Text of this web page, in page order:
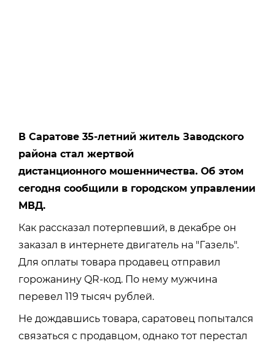
В Саратове 35-летний житель Заводского
района стал жертвой
дистанционного мошенничества. Об этом
сегодня сообщили в городском управлении
МВД.
Как рассказал потерпевший, в декабре он
заказал в интернете двигатель на "Газель".
Для оплаты товара продавец отправил
горожанину QR-код. По нему мужчина
перевел 119 тысяч рублей.
Не дождавшись товара, саратовец попытался
связаться с продавцом, однако тот перестал